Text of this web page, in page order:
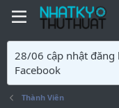
28/06 cập nhật đăng
Facebook
Thành Viên